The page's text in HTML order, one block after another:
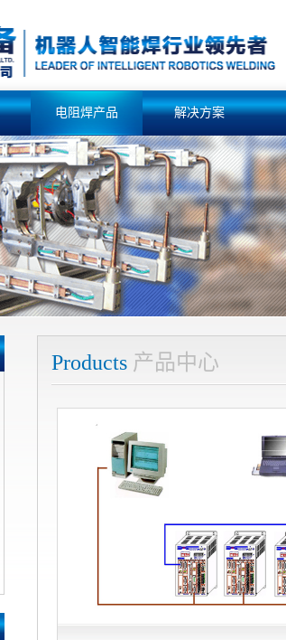
电阻焊产品 解决方案
Products 产品中心